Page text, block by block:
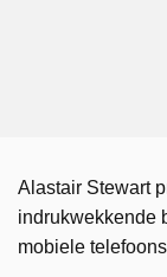
Alastair Stewart
indrukwekkende
mobiele